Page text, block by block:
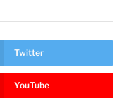
Twitter
YouTube